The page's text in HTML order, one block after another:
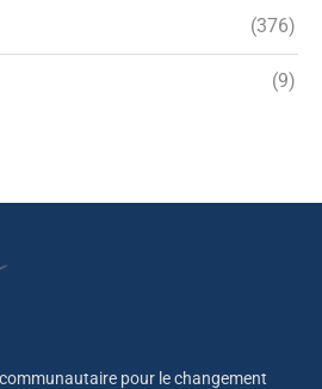
(376)
(9)
pour le changement